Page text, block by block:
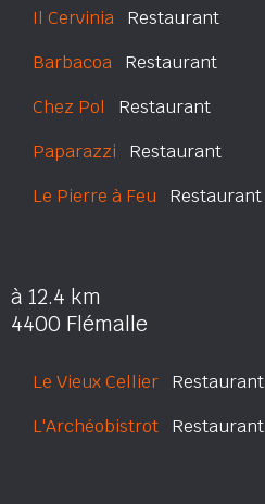
Il Cervinia Restaurant
Barbacoa Restaurant
Chez Pol Restaurant
Paparazzi Restaurant
Le Pierre à Feu Restaurant
à 12.4 km
4400 Flémalle
Le Vieux Cellier Restaurant
L'Archéobistrot Restaurant